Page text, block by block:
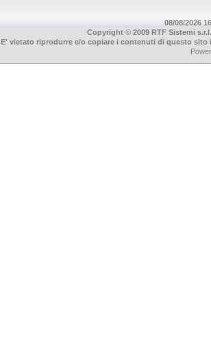
08/08/2026
Copyright © 2009 RTF Sistemi
E' vietato riprodurre e/o copiare i contenuti di questo